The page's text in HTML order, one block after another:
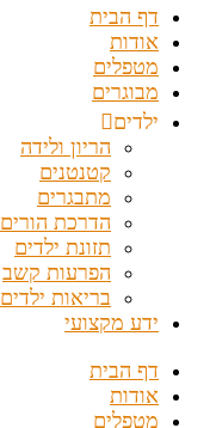
דף הבית
אודות
מטפלים
מבוגרים
ילדים
הריון ולידה
קטנטנים
מתבגרים
הדרכת הורים
תזונת ילדים
הפרעות קשב
בריאות ילדים
ידע מקצועי
דף הבית
אודות
מטפלים